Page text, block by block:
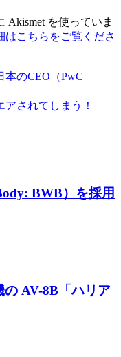
Akismet を使っていま
はこちらをご覧くださ
のCEO（PwC
されてしまう！
BWB）を採用
AV-8B「ハリア